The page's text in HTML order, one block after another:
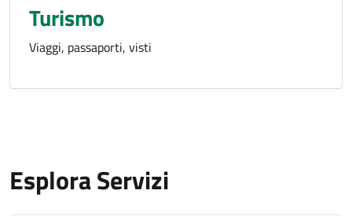
Turismo
Viaggi, passaporti, visti
Esplora Servizi